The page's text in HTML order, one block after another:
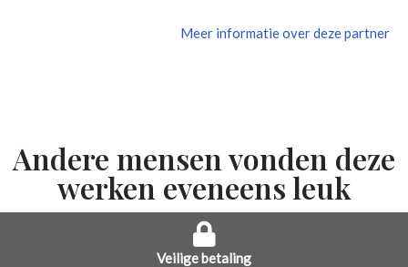
Meer informatie over deze partner
Andere mensen vonden deze
werken eveneens leuk
Veilige betaling